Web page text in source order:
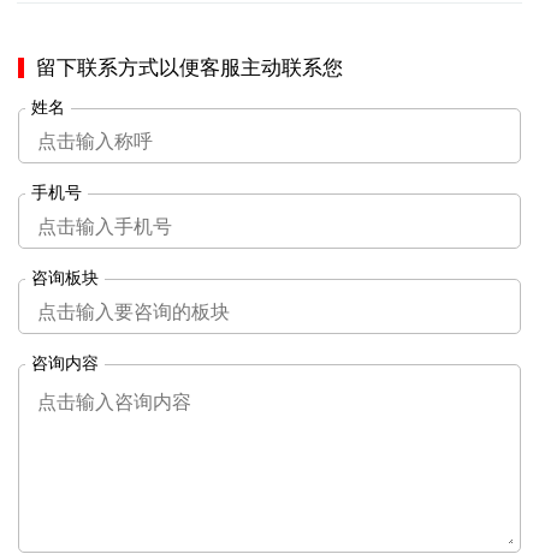
留下联系方式以便客服主动联系您
姓名
手机号
咨询板块
咨询内容